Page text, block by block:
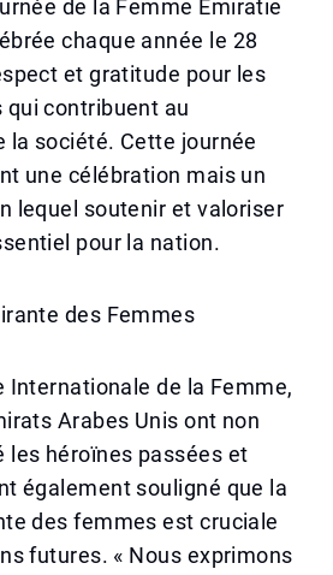
de la Femme Émiratie
chaque année le 28
et gratitude pour les
contribuent au
la société. Cette journée
une célébration mais un
lequel soutenir et valoriser
pour la nation.
des Femmes
Internationale de la Femme,
Arabes Unis ont non
les héroïnes passées et
également souligné que la
des femmes est cruciale
futures. « Nous exprimons